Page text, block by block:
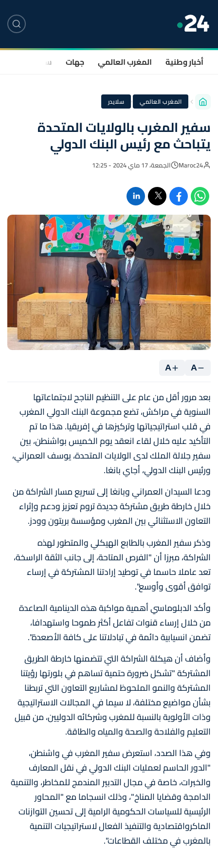
أخبار وطنية المغرب العالمي جهات سياسة
المغرب العالمي · سلايدر
سفير المغرب بالولايات المتحدة
يتباحث مع رئيس البنك الدولي
Maroc24 الجمعة، 17 ماي 2024 - 12:25
A
A
بعد مرور أقل من عام على التنظيم الناجح لاجتماعاتها
السنوية في مراكش، تضع مجموعة البنك الدولي المغرب
في قلب استراتيجياتها وتركيزها في إفريقيا. هذا ما تم
التأكيد عليه خلال لقاء انعقد يوم الخميس بواشنطن، بين
سفير جلالة الملك لدى الولايات المتحدة، يوسف العمراني،
ورئيس البنك الدولي، أجاي بانغا.
ودعا السيدان العمراني وبانغا إلى تسريع مسار الشراكة من
خلال خارطة طريق مشتركة جديدة تروم تعزيز ودعم وإثراء
التعاون الاستثنائي بين المغرب ومؤسسة بريتون وودز.
وذكر سفير المغرب بالطابع الهيكلي والمتطور لهذه
الشراكة، مبرزا أن "الفرص المتاحة، إلى جانب الثقة الراسخة،
تعد عاملا حاسما في توطيد إرادتنا المشتركة في إرساء
توافق أقوى وأوسع".
وأكد الدبلوماسي أهمية مواكبة هذه الدينامية الصاعدة
من خلال إرساء قنوات تفاعل أكثر طموحا واستهدافا،
تضمن انسيابية دائمة في تبادلاتنا على كافة الأصعدة".
وأضاف أن هيكلة الشراكة التي تتضمنها خارطة الطريق
المشتركة "تشكل ضرورة حتمية تساهم في بلورتها رؤيتنا
المشتركة والنمو الملحوظ لمشاريع التعاون التي تربطنا
بشأن مواضيع مختلفة، لا سيما في المجالات الاستراتيجية
وذات الأولوية بالنسبة للمغرب وشركائه الدوليين، من قبيل
التعليم والفلاحة والصحة والمياه والطاقة.
وفي هذا الصدد، استعرض سفير المغرب في واشنطن،
"الدور الحاسم لعمليات البنك الدولي في نقل المعارف
والخبرات، خاصة في مجال التدبير المندمج للمخاطر، والتنمية
الدامجة وقضايا المناخ"، وذلك انسجاما مع "المحاور
الرئيسية للسياسات الحكومية الرامية إلى تحسين التوازنات
الماكرواقتصادية والتنفيذ الفعال لاستراتيجيات التنمية
بالمغرب في مختلف القطاعات".